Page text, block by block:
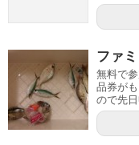
ファ
無料で
品券が
ので先